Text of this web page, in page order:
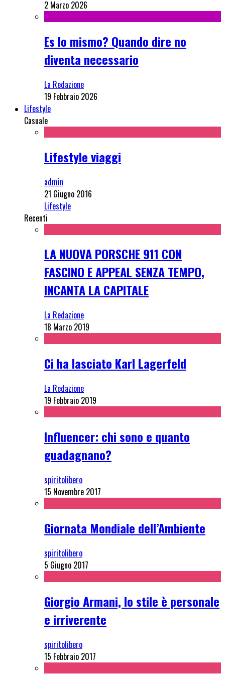
2 Marzo 2026
Es lo mismo? Quando dire no
diventa necessario
La Redazione
19 Febbraio 2026
Lifestyle
Casuale
Lifestyle viaggi
admin
21 Giugno 2016
Lifestyle
Recenti
LA NUOVA PORSCHE 911 CON
FASCINO E APPEAL SENZA TEMPO,
INCANTA LA CAPITALE
La Redazione
18 Marzo 2019
Ci ha lasciato Karl Lagerfeld
La Redazione
19 Febbraio 2019
Influencer: chi sono e quanto
guadagnano?
spiritolibero
15 Novembre 2017
Giornata Mondiale dell’Ambiente
spiritolibero
5 Giugno 2017
Giorgio Armani, lo stile è personale
e irriverente
spiritolibero
15 Febbraio 2017